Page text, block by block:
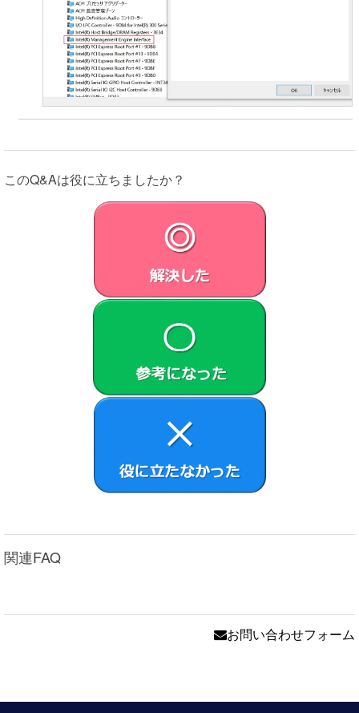
れらの国においては、データ保護およびプライバシーに
関する法律の保護がお客さまの居住国の法律と同等でな
く、本情報に関するお客さまの権利が制限される場合が
あります。VAIOは、本情報に対する不正なアクセスや漏
洩を防ぐための適切な技術的措置を講じ、体制を維持す
べく合理的な努力をいたします。ただし、VAIOは、かか
る措置や体制により、不正アクセスや情報漏洩が生じな
許諾ソフトウェアによって収集される本情報のみによっ
ても、お客さまを個人として特定することはできませ
使用しません。許諾ソフトウェアが収集する本情報は、
個人名、住所、電話番号またはE-mailアドレスなど、個人
を特定する情報は含みません。VAIOのプライバシーポリ
https://vaio.com/privacy/
第7条 （責任の範囲）
VAIOおよび原権利者は、許諾ソフトウェアにエラー、バ
グ等の不具合がないこと、若しくは許諾ソフトウェアが
中断なく稼動することまたは許諾ソフトウェアの使用が
お客さまおよび第三者に損害を与えないことを保証しま
せん。ただし、VAIOおよび原権利者は、当該エラー、バ
グ等の不具合に対応するため、許諾ソフトウェアの一部
を書き換えるソフトウェア若しくはバージョンアップの
提供による許諾ソフトウェアの修補、許諾ソフトウェア
フトウェアについての問い合わせ先の通知を行うことが
あります。本項に定めるソフトウェアおよびバージョン
許諾ソフトウェアが第三者の知的財産権を侵害していな
いことを保証いたしません。
供する場合に限られず、VAIOまたは原権利者が提供する
場合も含みます）は、当該ソフトウェアまたはネットワ
このQ&Aは役に立ちましたか？
関連FAQ
お問い合わせフォーム